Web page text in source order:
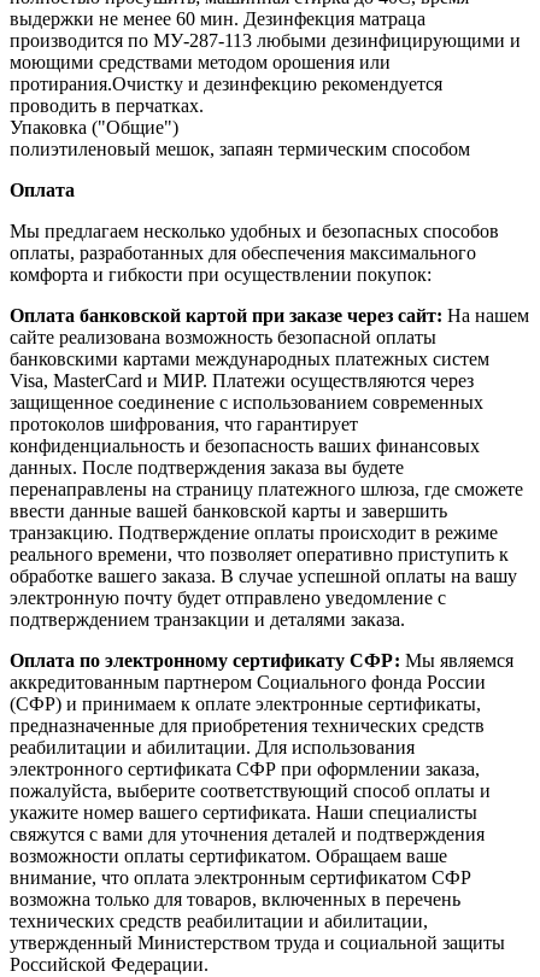
выдержки не менее 60 мин. Дезинфекция матраца
производится по МУ‐287‐113 любыми дезинфицирующими и
моющими средствами методом орошения или
протирания.Очистку и дезинфекцию рекомендуется
проводить в перчатках.
Упаковка ("Общие")
полиэтиленовый мешок, запаян термическим способом
Оплата
Мы предлагаем несколько удобных и безопасных способов
оплаты, разработанных для обеспечения максимального
комфорта и гибкости при осуществлении покупок:
Оплата банковской картой при заказе через сайт: На нашем
сайте реализована возможность безопасной оплаты
банковскими картами международных платежных систем
Visa, MasterCard и МИР. Платежи осуществляются через
защищенное соединение с использованием современных
протоколов шифрования, что гарантирует
конфиденциальность и безопасность ваших финансовых
данных. После подтверждения заказа вы будете
перенаправлены на страницу платежного шлюза, где сможете
ввести данные вашей банковской карты и завершить
транзакцию. Подтверждение оплаты происходит в режиме
реального времени, что позволяет оперативно приступить к
обработке вашего заказа. В случае успешной оплаты на вашу
электронную почту будет отправлено уведомление с
подтверждением транзакции и деталями заказа.
Оплата по электронному сертификату СФР: Мы являемся
аккредитованным партнером Социального фонда России
(СФР) и принимаем к оплате электронные сертификаты,
предназначенные для приобретения технических средств
реабилитации и абилитации. Для использования
электронного сертификата СФР при оформлении заказа,
пожалуйста, выберите соответствующий способ оплаты и
укажите номер вашего сертификата. Наши специалисты
свяжутся с вами для уточнения деталей и подтверждения
возможности оплаты сертификатом. Обращаем ваше
внимание, что оплата электронным сертификатом СФР
возможна только для товаров, включенных в перечень
технических средств реабилитации и абилитации,
утвержденный Министерством труда и социальной защиты
Российской Федерации.